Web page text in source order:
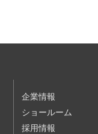
２ 前項の申込はお
３ 第１項の受講
企業情報
ショールーム
採用情報